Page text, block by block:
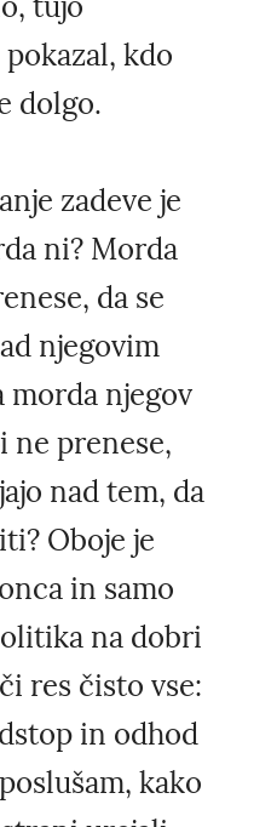
kdo
dolgo.
zadeve je
ni? Morda
da se
njegovim
morda njegov
ne prenese,
nad tem, da
Oboje je
in samo
na dobri
res čisto vse:
in odhod
kako